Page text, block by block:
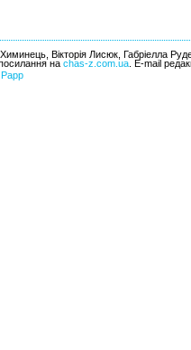
Вікторія Лисюк, Габріелла
на chas-z.com.ua . E-mail